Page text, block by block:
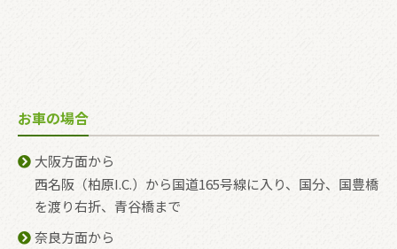
お車の場合
大阪方面から
西名阪（柏原I.C.）から国道165号線に入り、国分、国豊橋
を渡り右折、青谷橋まで
奈良方面から